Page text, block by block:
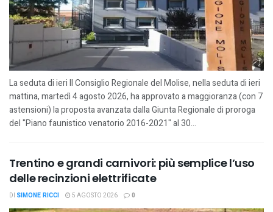
La seduta di ieri Il Consiglio Regionale del Molise, nella seduta di ieri
mattina, martedì 4 agosto 2026, ha approvato a maggioranza (con 7
astensioni) la proposta avanzata dalla Giunta Regionale di proroga
del "Piano faunistico venatorio 2016-2021" al 30...
Trentino e grandi carnivori: più semplice l’uso
delle recinzioni elettrificate
DI SIMONE RICCI 5 AGOSTO 2026 0